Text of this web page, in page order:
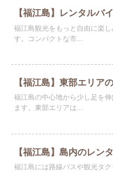
【福江島】レンタルバ
福江島観光をもっと自由に楽
す。コンパクトな市...
【福江島】東部エリア
福江島の中心地から少し足を
ます。東部エリアは...
【福江島】島内のレン
福江島には路線バスや観光タ